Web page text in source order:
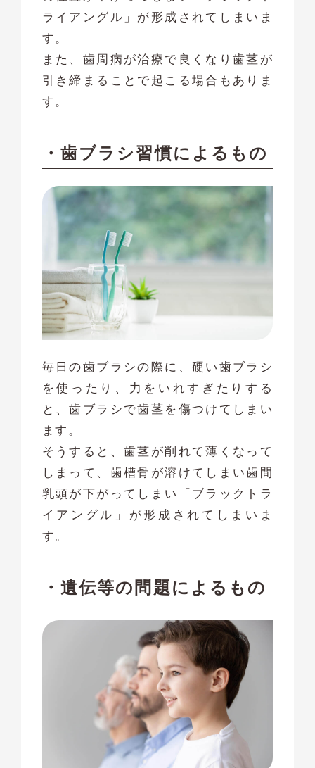
ライアングル」が形成されてしまいま
す。
また、歯周病が治療で良くなり歯茎が
引き締まることで起こる場合もありま
す。
・歯ブラシ習慣によるもの
毎日の歯ブラシの際に、硬い歯ブラシ
を使ったり、力をいれすぎたりする
と、歯ブラシで歯茎を傷つけてしまい
ます。
そうすると、歯茎が削れて薄くなって
しまって、歯槽骨が溶けてしまい歯間
乳頭が下がってしまい「ブラックトラ
イアングル」が形成されてしまいま
す。
・遺伝等の問題によるもの